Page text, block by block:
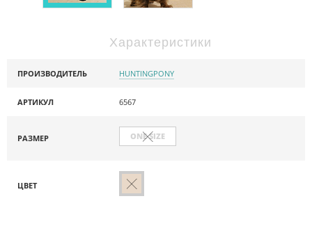
Характеристики
ПРОИЗВОДИТЕЛЬ HUNTINGPONY
АРТИКУЛ 6567
РАЗМЕР ONE SIZE
ЦВЕТ